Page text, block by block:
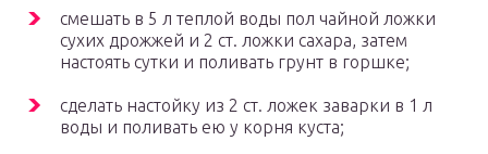
смешать в 5 л теплой воды пол чайной ложки
сухих дрожжей и 2 ст. ложки сахара, затем
настоять сутки и поливать грунт в горшке;
сделать настойку из 2 ст. ложек заварки в 1 л
воды и поливать ею у корня куста;